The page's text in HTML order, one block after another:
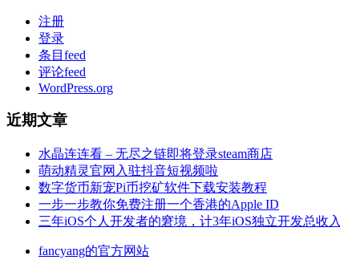
注册
登录
条目feed
评论feed
WordPress.org
近期文章
水晶连连看 – 无尽之链即将登录steam商店
萌动精灵官网入驻抖音短视频啦
数字货币新宠Pi币挖矿软件下载安装教程
一步一步教你免费注册一个香港的Apple ID
三年iOS个人开发者的窘境，计3年iOS独立开发总收入
fancyang的官方网站